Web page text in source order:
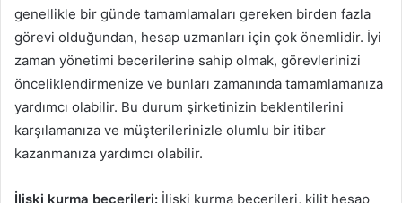
genellikle bir günde tamamlamaları gereken birden fazla
görevi olduğundan, hesap uzmanları için çok önemlidir. İyi
zaman yönetimi becerilerine sahip olmak, görevlerinizi
önceliklendirmenize ve bunları zamanında tamamlamanıza
yardımcı olabilir. Bu durum şirketinizin beklentilerini
karşılamanıza ve müşterilerinizle olumlu bir itibar
kazanmanıza yardımcı olabilir.
İlişki kurma becerileri: İlişki kurma becerileri, kilit hesap